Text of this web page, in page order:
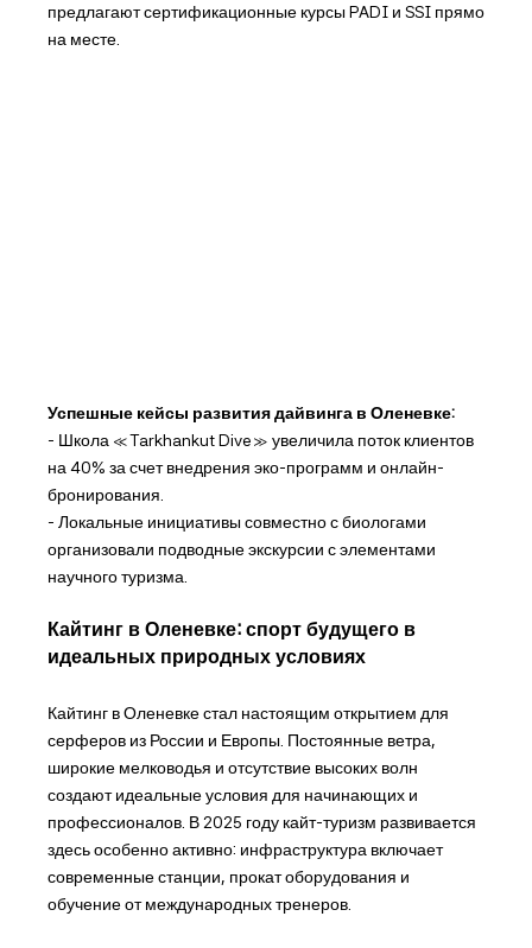
предлагают сертификационные курсы PADI и SSI прямо
на месте.
Успешные кейсы развития дайвинга в Оленевке:
- Школа «Tarkhankut Dive» увеличила поток клиентов
на 40% за счет внедрения эко-программ и онлайн-
бронирования.
- Локальные инициативы совместно с биологами
организовали подводные экскурсии с элементами
научного туризма.
Кайтинг в Оленевке: спорт будущего в
идеальных природных условиях
Кайтинг в Оленевке стал настоящим открытием для
серферов из России и Европы. Постоянные ветра,
широкие мелководья и отсутствие высоких волн
создают идеальные условия для начинающих и
профессионалов. В 2025 году кайт-туризм развивается
здесь особенно активно: инфраструктура включает
современные станции, прокат оборудования и
обучение от международных тренеров.